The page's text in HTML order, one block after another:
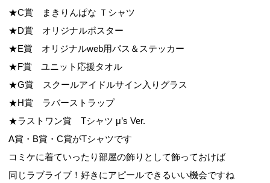
★C賞 まきりんぱな Ｔシャツ
★D賞 オリジナルポスター
★E賞 オリジナルweb用パス＆ステッカー
★F賞 ユニット応援タオル
★G賞 スクールアイドルサイン入りグラス
★H賞 ラバーストラップ
★ラストワン賞 Tシャツ μ’s Ver.
A賞・B賞・C賞がTシャツです
コミケに着ていったり部屋の飾りとして飾っておけば
同じラブライブ！好きにアピールできるいい機会ですね